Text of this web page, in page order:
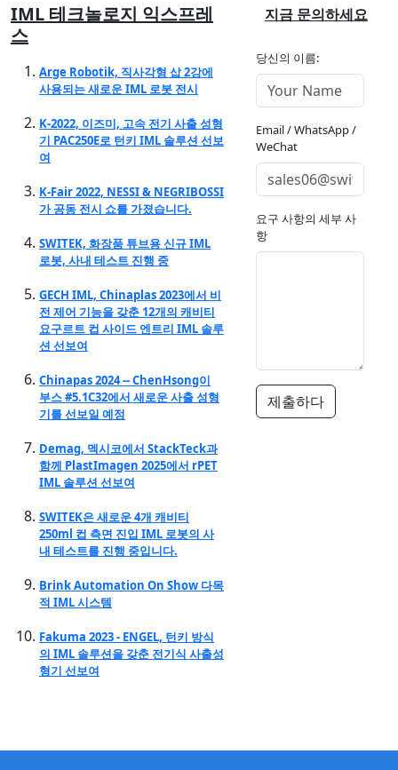
IML 테크놀로지 익스프레
스
Arge Robotik, 직사각형 삽 2강에
사용되는 새로운 IML 로봇 전시
K-2022, 이즈미, 고속 전기 사출 성형
기 PAC250E로 턴키 IML 솔루션 선보
여
K-Fair 2022, NESSI & NEGRIBOSSI
가 공동 전시 쇼를 가졌습니다.
SWITEK, 화장품 튜브용 신규 IML
로봇, 사내 테스트 진행 중
GECH IML, Chinaplas 2023에서 비
전 제어 기능을 갖춘 12개의 캐비티
요구르트 컵 사이드 엔트리 IML 솔루
션 선보여
Chinapas 2024 -- ChenHsong이
부스 #5.1C32에서 새로운 사출 성형
기를 선보일 예정
Demag, 멕시코에서 StackTeck과
함께 PlastImagen 2025에서 rPET
IML 솔루션 선보여
SWITEK은 새로운 4개 캐비티
250ml 컵 측면 진입 IML 로봇의 사
내 테스트를 진행 중입니다.
Brink Automation On Show 다목
적 IML 시스템
Fakuma 2023 - ENGEL, 턴키 방식
의 IML 솔루션을 갖춘 전기식 사출성
형기 선보여
지금 문의하세요
당신의 이름:
Email / WhatsApp /
WeChat
요구 사항의 세부 사
항
제출하다